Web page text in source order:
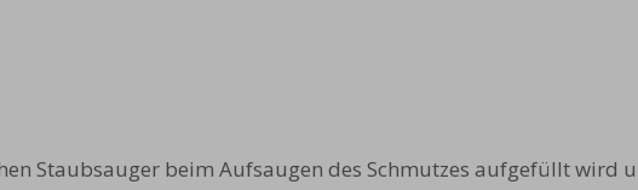
Staubsauger beim Aufsaugen des Schmutzes aufgefüllt wird